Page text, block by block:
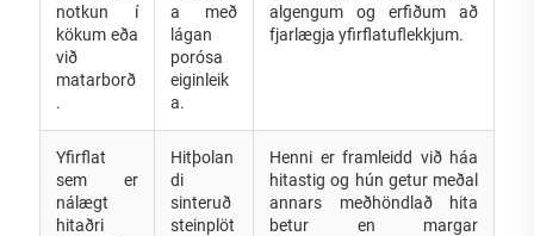
notkun í
kökum eða
við
matarborð
.
a með
lágan
porósa
eiginleik
a.
algengum og erfiðum að
fjarlægja yfirflatuflekkjum.
Yfirflat
sem er
nálægt
hitaðri
Hitþolan
di
sinteruð
steinplöt
Henni er framleidd við háa
hitastig og hún getur meðal
annars meðhöndlað hita
betur en margar